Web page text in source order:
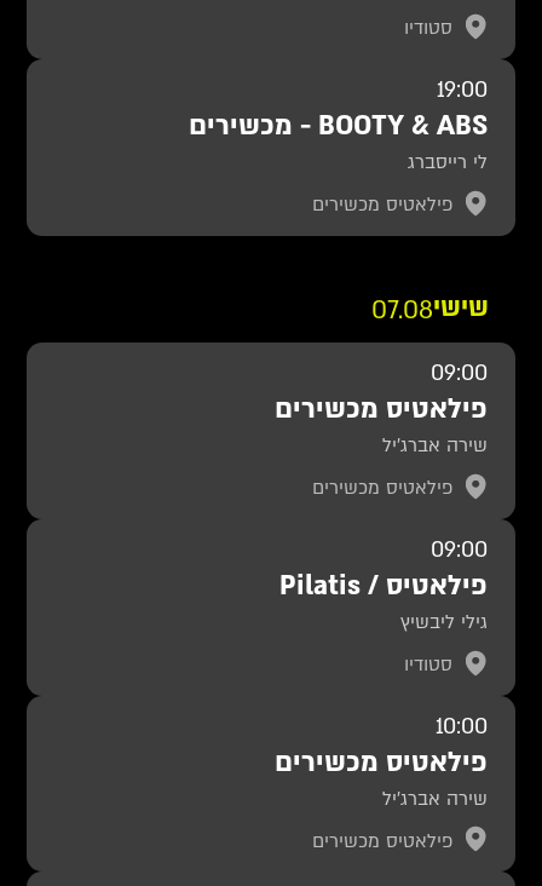
סטודיו
19:00
BOOTY & ABS - מכשירים
לי רייסברג
פילאטיס מכשירים
שישי07.08
09:00
פילאטיס מכשירים
שירה אברג'יל
פילאטיס מכשירים
09:00
פילאטיס / Pilatis
גילי ליבשיץ
סטודיו
10:00
פילאטיס מכשירים
שירה אברג'יל
פילאטיס מכשירים